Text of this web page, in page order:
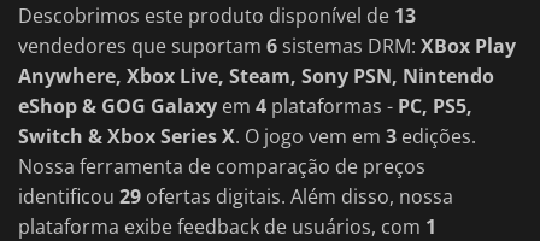
Descobrimos este produto disponível de 13
vendedores que suportam 6 sistemas DRM: XBox Play
Anywhere, Xbox Live, Steam, Sony PSN, Nintendo
eShop & GOG Galaxy em 4 plataformas - PC, PS5,
Switch & Xbox Series X. O jogo vem em 3 edições.
Nossa ferramenta de comparação de preços
identificou 29 ofertas digitais. Além disso, nossa
plataforma exibe feedback de usuários, com 1